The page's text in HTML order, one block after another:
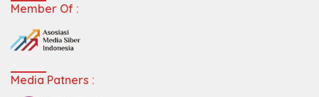
Member Of :
Media Patners :